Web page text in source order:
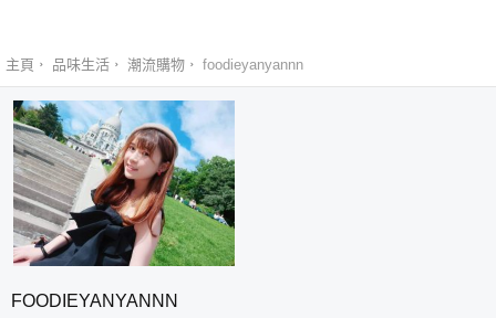
主頁 品味生活 潮流購物 foodieyanyannn
FOODIEYANYANNN